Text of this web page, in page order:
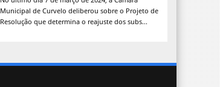
Municipal de Curvelo deliberou sobre o Projeto de
Resolução que determina o reajuste dos subs...